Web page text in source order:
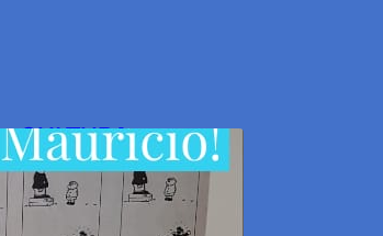
+CULTURA
Olá, Maurício